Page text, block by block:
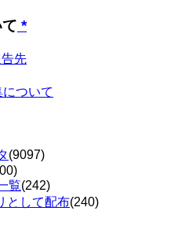
*
先
ついて
(9097)
覧(242)
として配布(240)